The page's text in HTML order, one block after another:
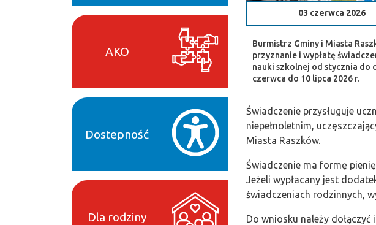
AKO
Dostepność
Dla rodziny
03 czerwca 2026
Burmistrz Gminy i Miasta
przyznanie i wypłatę
nauki szkolnej od stycznia do
czerwca do 10 lipca 2026 r.
Świadczenie przysługuje
niepełnoletnim,
Miasta Raszków.
Świadczenie ma formę
Jeżeli wypłacany jest
świadczeniach rodzinnych,
Do wniosku należy